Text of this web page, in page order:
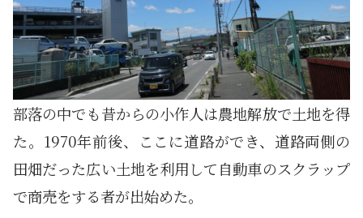
部落の中でも昔からの小作人は農地解放で土地を得
た。1970年前後、ここに道路ができ、道路両側の
田畑だった広い土地を利用して自動車のスクラップ
で商売をする者が出始めた。